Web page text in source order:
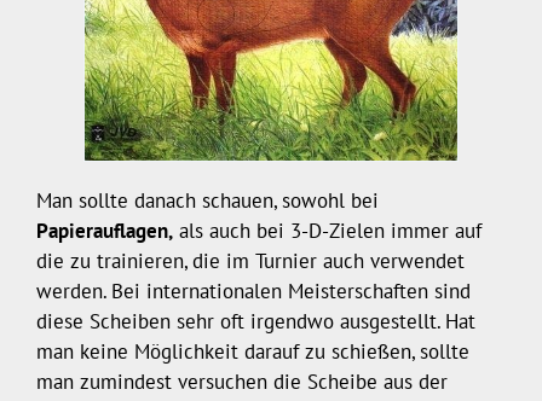
Man sollte danach schauen, sowohl bei
Papierauflagen, als auch bei 3-D-Zielen immer auf
die zu trainieren, die im Turnier auch verwendet
werden. Bei internationalen Meisterschaften sind
diese Scheiben sehr oft irgendwo ausgestellt. Hat
man keine Möglichkeit darauf zu schießen, sollte
man zumindest versuchen die Scheibe aus der